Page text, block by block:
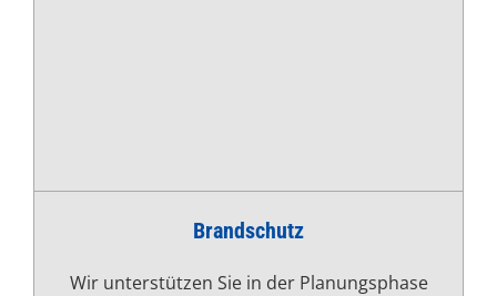
Brandschutz
Wir unterstützen Sie in der Planungsphase